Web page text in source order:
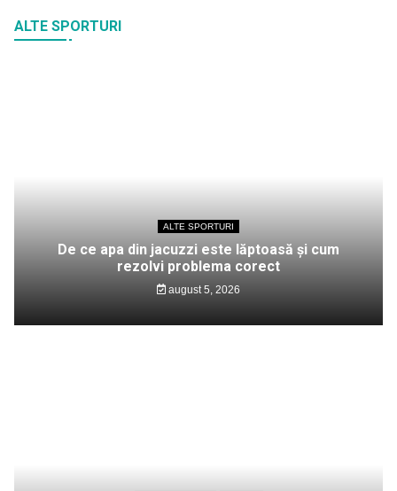
ALTE SPORTURI
ALTE SPORTURI
De ce apa din jacuzzi este lăptoasă și cum
rezolvi problema corect
august 5, 2026